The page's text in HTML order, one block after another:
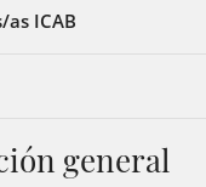
as ICAB
general